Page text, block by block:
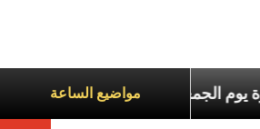
مواضيع الساعة
عناوين نشرة يوم الجمعة 7 آب 2026: السلام يُبنى بصبر يومًا بعد يوم